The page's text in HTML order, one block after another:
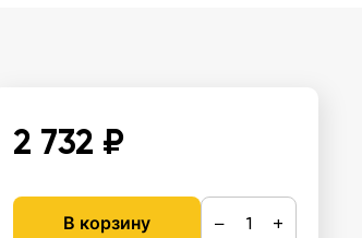
2 732 ₽
В корзину − +